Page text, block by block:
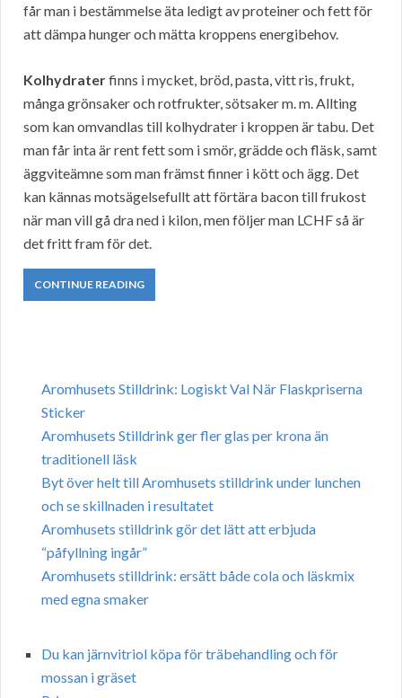
får man i bestämmelse äta ledigt av proteiner och fett för
att dämpa hunger och mätta kroppens energibehov.
Kolhydraterfinns i mycket, bröd, pasta, vitt ris, frukt,
många grönsaker och rotfrukter, sötsaker m. m. Allting
som kan omvandlas till kolhydrater i kroppen är tabu. Det
man får inta är rent fett som i smör, grädde och fläsk, samt
äggviteämne som man främst finner i kött och ägg. Det
kan kännas motsägelsefullt att förtära bacon till frukost
när man vill gå dra ned i kilon, men följer man LCHF så är
det fritt fram för det.
CONTINUE READING
Aromhusets Stilldrink: Logiskt Val När Flaskpriserna
Sticker
Aromhusets Stilldrink ger fler glas per krona än
traditionell läsk
Byt över helt till Aromhusets stilldrink under lunchen
och se skillnaden i resultatet
Aromhusets stilldrink gör det lätt att erbjuda
“påfyllning ingår”
Aromhusets stilldrink: ersätt både cola och läskmix
med egna smaker
Du kan järnvitriol köpa för träbehandling och för
mossan i gräset